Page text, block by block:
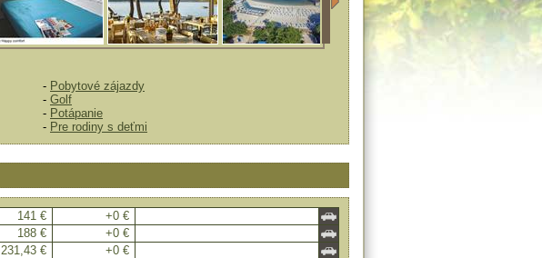
- Pobytové zájazdy
- Golf
- Potápanie
- Pre rodiny s deťmi
141 €
+0 €
188 €
+0 €
231,43 €
+0 €